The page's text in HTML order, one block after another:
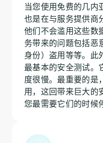
当您使用免费的几内
也是在与服务提供商
他们不会滥用这些数
务带来的问题包括恶
身份）盗用等等。此
最基本的安全测试。
度很慢。最重要的是
用，这回带来巨大的
您最需要它们的时候